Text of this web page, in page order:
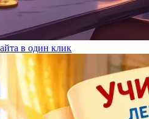
в один клик